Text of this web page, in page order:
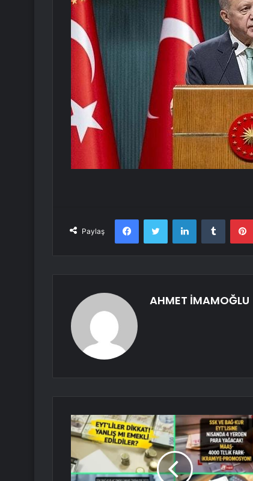
Paylaş
FacebookTwitter LinkedInTumblr
AHMET İMAMOĞLU